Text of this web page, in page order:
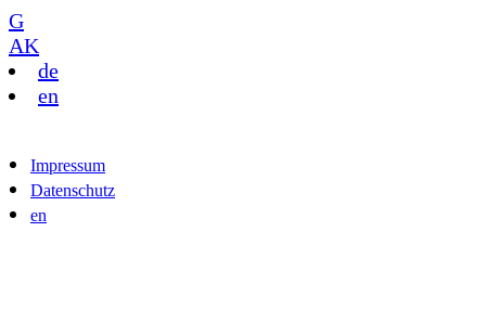
G
AK
de
en
Impressum
Datenschutz
en